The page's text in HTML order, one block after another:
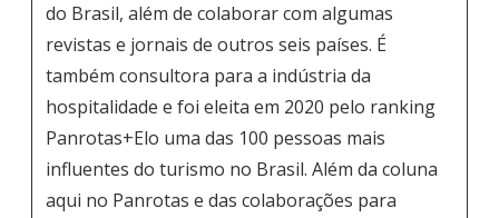
do Brasil, além de colaborar com algumas
revistas e jornais de outros seis países. É
também consultora para a indústria da
hospitalidade e foi eleita em 2020 pelo ranking
Panrotas+Elo uma das 100 pessoas mais
influentes do turismo no Brasil. Além da coluna
aqui no Panrotas e das colaborações para